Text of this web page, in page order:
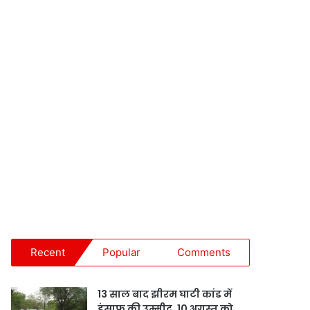
Recent Popular Comments
13 साल बाद झीरम घाटी कांड में